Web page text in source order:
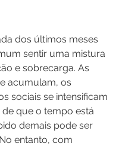
dos últimos meses
sentir uma mistura
e sobrecarga. As
acumulam, os
sociais se intensificam
de que o tempo está
demais pode ser
entanto, com